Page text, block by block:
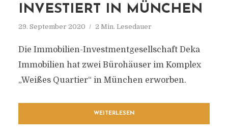
INVESTIERT IN MÜNCHEN
29. September 2020 2 Min. Lesedauer
Die Immobilien-Investmentgesellschaft Deka
Immobilien hat zwei Bürohäuser im Komplex
„Weißes Quartier“ in München erworben.
WEITERLESEN